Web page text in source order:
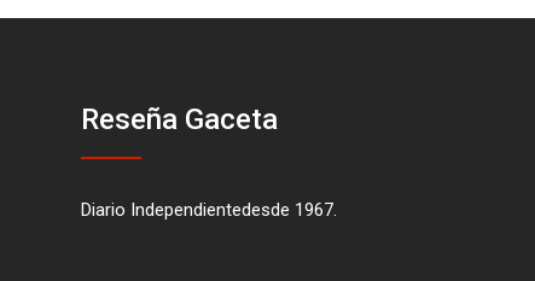
Reseña Gaceta
Diario Independientedesde 1967.